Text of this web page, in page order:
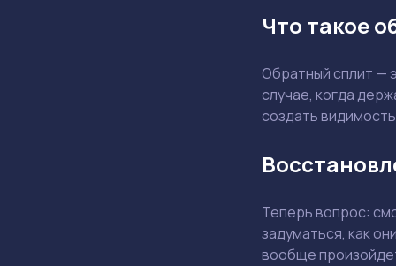
Что такое
Обратный сплит —
случае, когда
создать
Теперь вопрос:
задуматься, как
вообще